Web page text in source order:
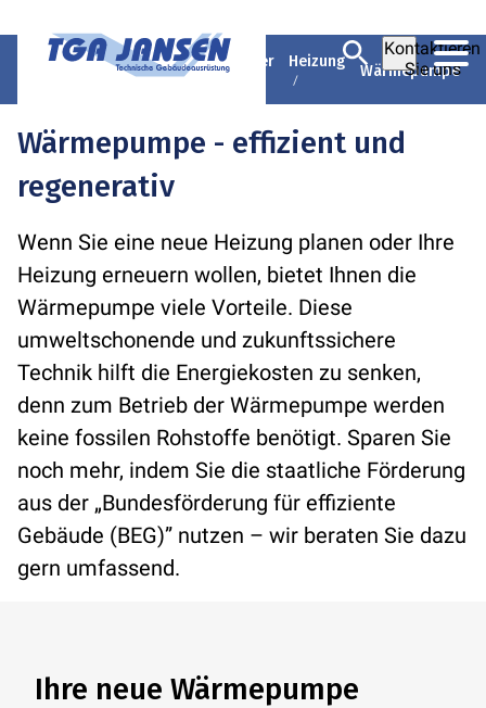
Kontaktieren
Sie uns
TGA Jansen GmbH & Co.
Ratgeber Heizung Wärmepumpe
Wärmepumpe - effizient und
regenerativ
Wenn Sie eine neue Heizung planen oder Ihre
Heizung erneuern wollen, bietet Ihnen die
Wärmepumpe viele Vorteile. Diese
umweltschonende und zukunftssichere
Technik hilft die Energiekosten zu senken,
denn zum Betrieb der Wärmepumpe werden
keine fossilen Rohstoffe benötigt. Sparen Sie
noch mehr, indem Sie die staatliche Förderung
aus der „Bundesförderung für effiziente
Gebäude (BEG)” nutzen – wir beraten Sie dazu
gern umfassend.
Ihre neue Wärmepumpe